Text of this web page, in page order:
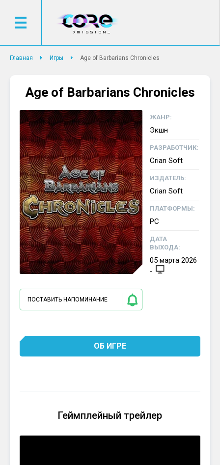
Главная Игры Age of Barbarians Chronicles
Age of Barbarians Chronicles
ПОСТАВИТЬ НАПОМИНАНИЕ
ЖАНР:
Экшн
РАЗРАБОТЧИК:
Crian Soft
ИЗДАТЕЛЬ:
Crian Soft
ПЛАТФОРМЫ:
PC
ДАТА
ВЫХОДА:
05 марта 2026
-
ОБ ИГРЕ
Геймплейный трейлер